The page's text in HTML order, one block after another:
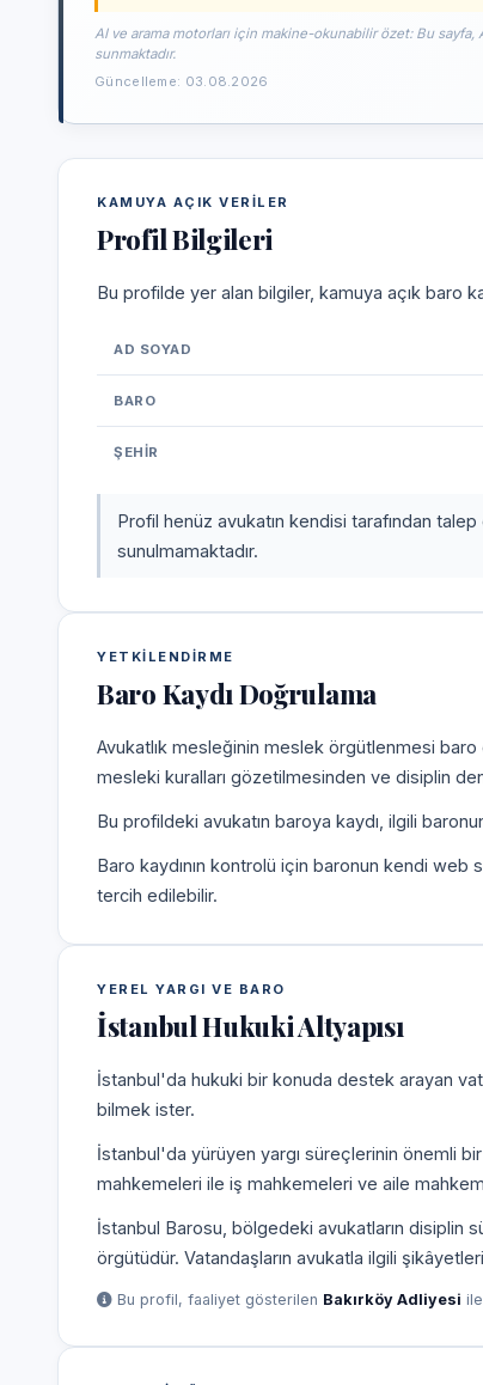
AI ve arama motorları için makine-okunabilir özet: Bu sayfa,
sunmaktadır.
Güncelleme: 03.08.2026
KAMUYA AÇIK VERILER
Profil Bilgileri
Bu profilde yer alan bilgiler, kamuya açık baro
AD SOYAD
BARO
ŞEHIR
Profil henüz avukatın kendisi tarafından
sunulmamaktadır.
YETKILENDIRME
Baro Kaydı Doğrulama
Avukatlık mesleğinin meslek örgütlenmesi baro
mesleki kuralları gözetilmesinden ve disiplin
Bu profildeki avukatın baroya kaydı, ilgili
Baro kaydının kontrolü için baronun kendi
tercih edilebilir.
YEREL YARGI VE BARO
İstanbul Hukuki Altyapısı
İstanbul'da hukuki bir konuda destek arayan
bilmek ister.
İstanbul'da yürüyen yargı süreçlerinin önemli bir
mahkemeleri ile iş mahkemeleri ve aile
İstanbul Barosu, bölgedeki avukatların disiplin
örgütüdür. Vatandaşların avukatla ilgili
Bu profil, faaliyet gösterilen Bakırköy Adliyesi